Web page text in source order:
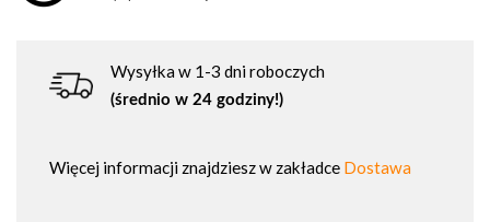
Wysyłka w 1-3 dni roboczych
(średnio w 24 godziny!)
Więcej informacji znajdziesz w zakładce Dostawa